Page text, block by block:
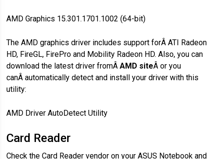
AMD Graphics 15.301.1701.1002 (64-bit)
The AMD graphics driver includes support forÂ ATI Radeon
HD, FireGL, FirePro and Mobility Radeon HD. Also, you can
download the latest driver fromÂAMD siteÂ or you
canÂ automatically detect and install your driver with this
utility:
AMD Driver AutoDetect Utility
Card Reader
Check the Card Reader vendor on your ASUS Notebook and